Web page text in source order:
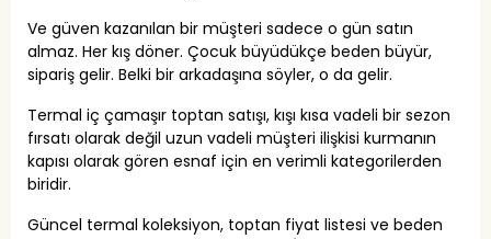
Ve güven kazanılan bir müşteri sadece o gün satın
almaz. Her kış döner. Çocuk büyüdükçe beden büyür,
sipariş gelir. Belki bir arkadaşına söyler, o da gelir.
Termal iç çamaşır toptan satışı, kışı kısa vadeli bir sezon
fırsatı olarak değil uzun vadeli müşteri ilişkisi kurmanın
kapısı olarak gören esnaf için en verimli kategorilerden
biridir.
Güncel termal koleksiyon, toptan fiyat listesi ve beden